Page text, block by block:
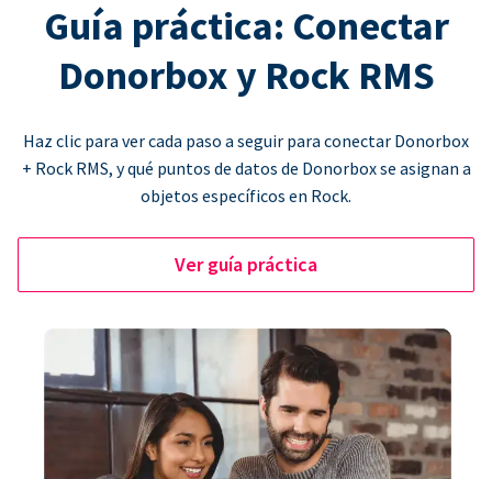
Guía práctica: Conectar
Donorbox y Rock RMS
Haz clic para ver cada paso a seguir para conectar Donorbox
+ Rock RMS, y qué puntos de datos de Donorbox se asignan a
objetos específicos en Rock.
Ver guía práctica